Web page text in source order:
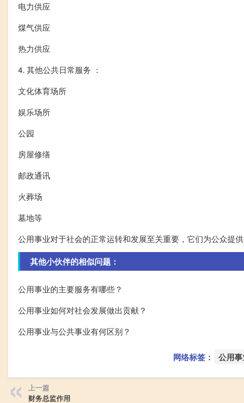
电力供应
煤气供应
热力供应
4. 其他公共日常服务 ：
文化体育场所
娱乐场所
公园
房屋修缮
邮政通讯
火葬场
墓地等
公用事业对于社会的正常运转和发展至关重要，它们为公众提供
其他小伙伴的相似问题：
公用事业的主要服务有哪些？
公用事业如何对社会发展做出贡献？
公用事业与公共事业有何区别？
网络标签： 公用
上一篇
财务总监作用